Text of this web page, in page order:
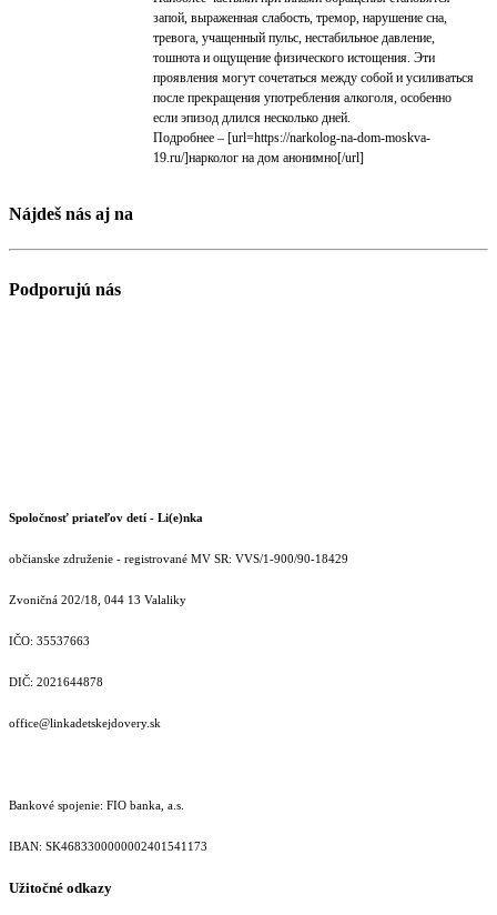
запой, выраженная слабость, тремор, нарушение сна,
тревога, учащенный пульс, нестабильное давление,
тошнота и ощущение физического истощения. Эти
проявления могут сочетаться между собой и усиливаться
после прекращения употребления алкоголя, особенно
если эпизод длился несколько дней.
Подробнее – [url=https://narkolog-na-dom-moskva-
19.ru/]нарколог на дом анонимно[/url]
Nájdeš nás aj na
Podporujú nás
Spoločnosť priateľov detí - Li(e)nka
občianske združenie - registrované MV SR: VVS/1-900/90-18429
Zvoničná 202/18, 044 13 Valaliky
IČO: 35537663
DIČ: 2021644878
office@linkadetskejdovery.sk
Bankové spojenie: FIO banka, a.s.
IBAN: SK46833000000­02401541173
Užitočné odkazy